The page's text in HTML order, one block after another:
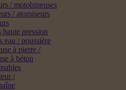
/ motobineuses
/ atomiseurs
haute pression
eau / poussière
à pierre /
à béton
/